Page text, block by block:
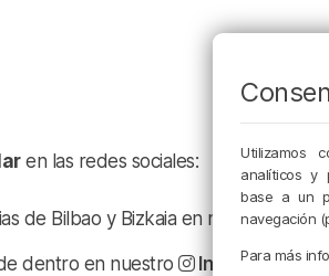
en las redes sociales:
de Bilbao y Bizkaia en nuestro
dentro en nuestro Instagram
Utilizamos
analíticos y
base a un
navegación
Para más